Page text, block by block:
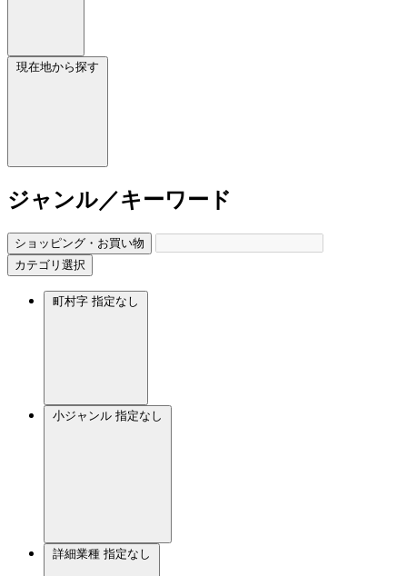
現在地から探す
ジャンル／キーワード
ショッピング・お買い物
カテゴリ選択
町村字 指定なし
小ジャンル 指定なし
詳細業種 指定なし